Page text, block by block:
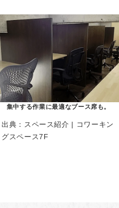
集中する作業に最適なブース席も。
出典： スペース紹介 | コワーキン
グスペース7F